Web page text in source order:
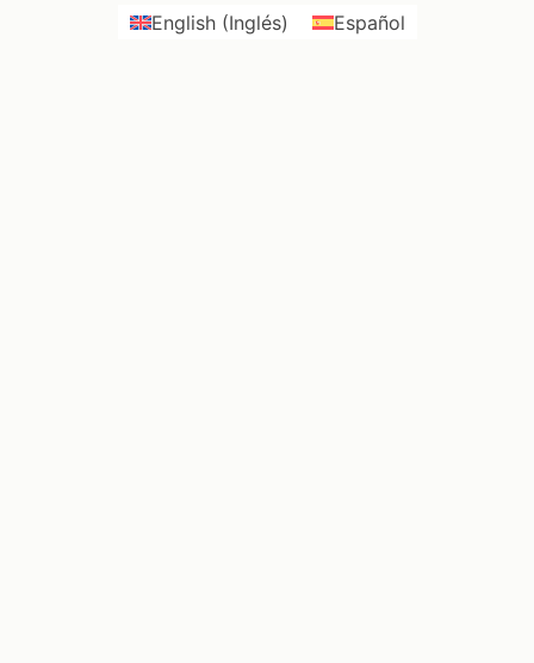
English(Inglés) Español